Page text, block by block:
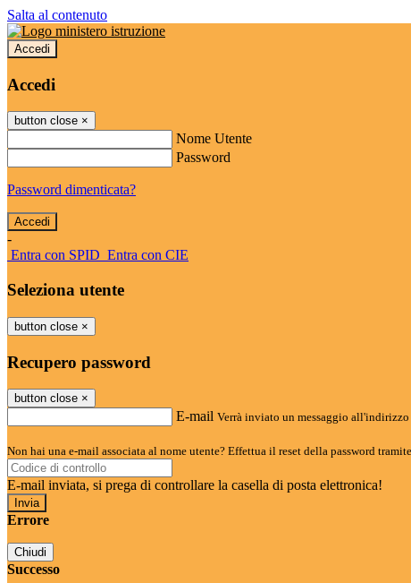
Salta al contenuto
Accedi
Accedi
button close ×
Nome Utente
Password
Password dimenticata?
-
Entra con SPID Entra con CIE
Seleziona utente
button close ×
Recupero password
button close ×
E-mail Verrà inviato un messaggio
Non hai una e-mail associata al nome utente? Effettua il reset della password
E-mail inviata, si prega di controllare la casella di posta elettronica!
Errore
Chiudi
Successo